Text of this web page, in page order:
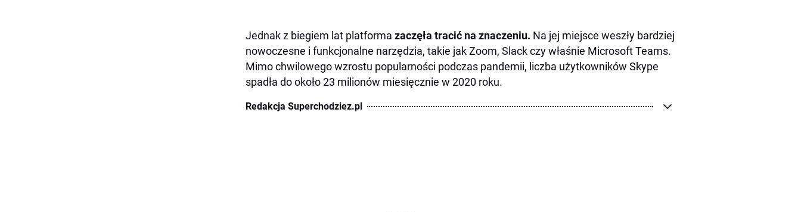
Jednak z biegiem lat platforma zaczęła tracić na znaczeniu. Na jej miejsce weszły bardziej
nowoczesne i funkcjonalne narzędzia, takie jak Zoom, Slack czy właśnie Microsoft Teams.
Mimo chwilowego wzrostu popularności podczas pandemii, liczba użytkowników Skype
spadła do około 23 milionów miesięcznie w 2020 roku.
Redakcja Superchodziez.pl